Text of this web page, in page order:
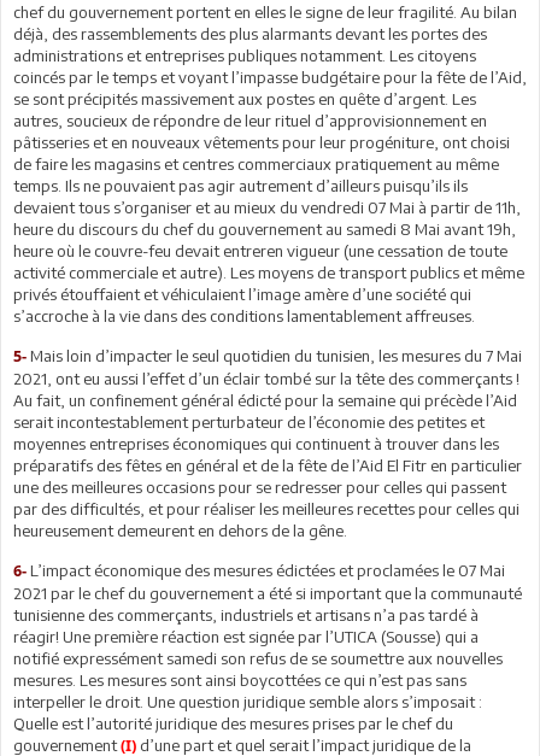
chef du gouvernement portent en elles le signe de leur fragilité. Au bilan
déjà, des rassemblements des plus alarmants devant les portes des
administrations et entreprises publiques notamment. Les citoyens
coincés par le temps et voyant l’impasse budgétaire pour la fête de l’Aid,
se sont précipités massivement aux postes en quête d’argent. Les
autres, soucieux de répondre de leur rituel d’approvisionnement en
pâtisseries et en nouveaux vêtements pour leur progéniture, ont choisi
de faire les magasins et centres commerciaux pratiquement au même
temps. Ils ne pouvaient pas agir autrement d’ailleurs puisqu’ils ils
devaient tous s’organiser et au mieux du vendredi 07 Mai à partir de 11h,
heure du discours du chef du gouvernement au samedi 8 Mai avant 19h,
heure où le couvre-feu devait entreren vigueur (une cessation de toute
activité commerciale et autre). Les moyens de transport publics et même
privés étouffaient et véhiculaient l’image amère d’une société qui
s’accroche à la vie dans des conditions lamentablement affreuses.
5- Mais loin d’impacter le seul quotidien du tunisien, les mesures du 7 Mai
2021, ont eu aussi l’effet d’un éclair tombé sur la tête des commerçants !
Au fait, un confinement général édicté pour la semaine qui précède l’Aid
serait incontestablement perturbateur de l’économie des petites et
moyennes entreprises économiques qui continuent à trouver dans les
préparatifs des fêtes en général et de la fête de l’Aid El Fitr en particulier
une des meilleures occasions pour se redresser pour celles qui passent
par des difficultés, et pour réaliser les meilleures recettes pour celles qui
heureusement demeurent en dehors de la gêne.
6- L’impact économique des mesures édictées et proclamées le 07 Mai
2021 par le chef du gouvernement a été si important que la communauté
tunisienne des commerçants, industriels et artisans n’a pas tardé à
réagir! Une première réaction est signée par l’UTICA (Sousse) qui a
notifié expressément samedi son refus de se soumettre aux nouvelles
mesures. Les mesures sont ainsi boycottées ce qui n’est pas sans
interpeller le droit. Une question juridique semble alors s’imposait :
Quelle est l’autorité juridique des mesures prises par le chef du
gouvernement(I) d’une part et quel serait l’impact juridique de la